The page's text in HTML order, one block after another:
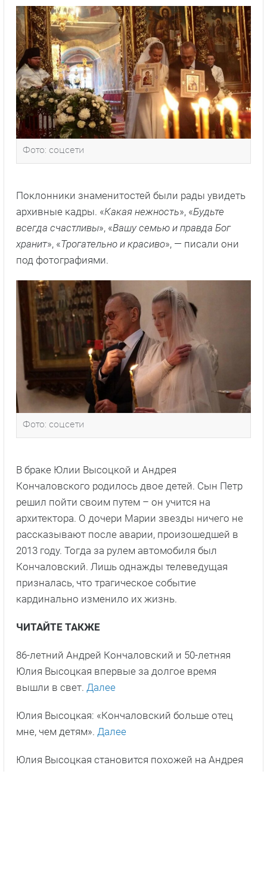
Фото: соцсети
Поклонники знаменитостей были рады увидеть
архивные кадры. «Какая нежность», «Будьте
всегда счастливы», «Вашу семью и правда Бог
хранит», «Трогательно и красиво», — писали они
под фотографиями.
Фото: соцсети
В браке Юлии Высоцкой и Андрея
Кончаловского родилось двое детей. Сын Петр
решил пойти своим путем – он учится на
архитектора. О дочери Марии звезды ничего не
рассказывают после аварии, произошедшей в
2013 году. Тогда за рулем автомобиля был
Кончаловский. Лишь однажды телеведущая
призналась, что трагическое событие
кардинально изменило их жизнь.
ЧИТАЙТЕ ТАКЖЕ
86-летний Андрей Кончаловский и 50-летняя
Юлия Высоцкая впервые за долгое время
вышли в свет. Далее
Юлия Высоцкая: «Кончаловский больше отец
мне, чем детям». Далее
Юлия Высоцкая становится похожей на Андрея